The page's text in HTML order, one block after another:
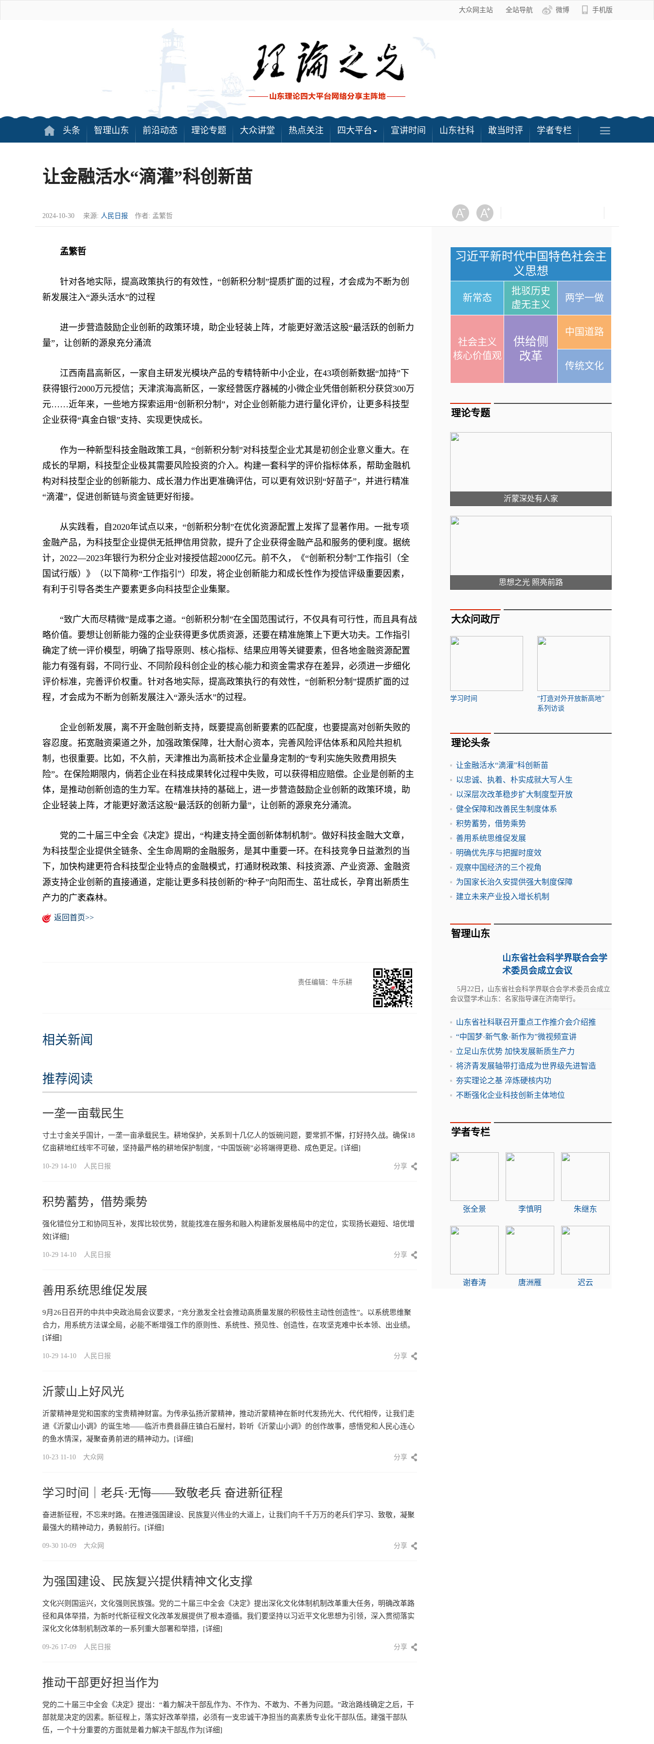
大众网主站 全站导航 微博 手机版
头条 智理山东 前沿动态 理论专题 大众讲堂 热点关注 四大平台 宣讲时间 山东社科 敢当时评 学者专栏
让金融活水“滴灌”科创新苗
2024-10-30 来源: 人民日报 作者: 孟繁哲
孟繁哲
针对各地实际，提高政策执行的有效性，“创新积分制”提质扩面的过程，才会成为不断为创
新发展注入“源头活水”的过程
进一步营造鼓励企业创新的政策环境，助企业轻装上阵，才能更好激活这股“最活跃的创新力
量”，让创新的源泉充分涌流
江西南昌高新区，一家自主研发光模块产品的专精特新中小企业，在43项创新数据“加持”下
获得银行2000万元授信；天津滨海高新区，一家经营医疗器械的小微企业凭借创新积分获贷300万
元……近年来，一些地方探索运用“创新积分制”，对企业创新能力进行量化评价，让更多科技型
企业获得“真金白银”支持、实现更快成长。
作为一种新型科技金融政策工具，“创新积分制”对科技型企业尤其是初创企业意义重大。在
成长的早期，科技型企业极其需要风险投资的介入。构建一套科学的评价指标体系，帮助金融机
构对科技型企业的创新能力、成长潜力作出更准确评估，可以更有效识别“好苗子”，并进行精准
“滴灌”，促进创新链与资金链更好衔接。
从实践看，自2020年试点以来，“创新积分制”在优化资源配置上发挥了显著作用。一批专项
金融产品，为科技型企业提供无抵押信用贷款，提升了企业获得金融产品和服务的便利度。据统
计，2022—2023年银行为积分企业对接授信超2000亿元。前不久，《“创新积分制”工作指引（全
国试行版）》（以下简称“工作指引”）印发，将企业创新能力和成长性作为授信评级重要因素，
有利于引导各类生产要素更多向科技型企业集聚。
“致广大而尽精微”是成事之道。“创新积分制”在全国范围试行，不仅具有可行性，而且具有战
略价值。要想让创新能力强的企业获得更多优质资源，还要在精准施策上下更大功夫。工作指引
确定了统一评价模型，明确了指导原则、核心指标、结果应用等关键要素，但各地金融资源配置
能力有强有弱，不同行业、不同阶段科创企业的核心能力和资金需求存在差异，必须进一步细化
评价标准，完善评价权重。针对各地实际，提高政策执行的有效性，“创新积分制”提质扩面的过
程，才会成为不断为创新发展注入“源头活水”的过程。
企业创新发展，离不开金融创新支持，既要提高创新要素的匹配度，也要提高对创新失败的
容忍度。拓宽融资渠道之外，加强政策保障，壮大耐心资本，完善风险评估体系和风险共担机
制，也很重要。比如，不久前，天津推出为高新技术企业量身定制的“专利实施失败费用损失
险”。在保险期限内，倘若企业在科技成果转化过程中失败，可以获得相应赔偿。企业是创新的主
体，是推动创新创造的生力军。在精准扶持的基础上，进一步营造鼓励企业创新的政策环境，助
企业轻装上阵，才能更好激活这股“最活跃的创新力量”，让创新的源泉充分涌流。
党的二十届三中全会《决定》提出，“构建支持全面创新体制机制”。做好科技金融大文章，
为科技型企业提供全链条、全生命周期的金融服务，是其中重要一环。在科技竞争日益激烈的当
下，加快构建更符合科技型企业特点的金融模式，打通财税政策、科技资源、产业资源、金融资
源支持企业创新的直接通道，定能让更多科技创新的“种子”向阳而生、茁壮成长，孕育出新质生
产力的广袤森林。
返回首页>>
责任编辑：牛乐耕
相关新闻
推荐阅读
一垄一亩载民生
寸土寸金关乎国计，一垄一亩承载民生。耕地保护，关系到十几亿人的饭碗问题，要常抓不懈，打好持久战。确保18
亿亩耕地红线牢不可破，坚持最严格的耕地保护制度，“中国饭碗”必将端得更稳、成色更足。 [详细]
10-29 14-10 人民日报 分享
积势蓄势，借势乘势
强化错位分工和协同互补，发挥比较优势，就能找准在服务和融入构建新发展格局中的定位，实现扬长避短、培优增
效[详细]
10-29 14-10 人民日报 分享
善用系统思维促发展
9月26日召开的中共中央政治局会议要求，“充分激发全社会推动高质量发展的积极性主动性创造性”。以系统思维聚
合力，用系统方法谋全局，必能不断增强工作的原则性、系统性、预见性、创造性，在攻坚克难中长本领、出业绩。
[详细]
10-29 14-10 人民日报 分享
沂蒙山上好风光
沂蒙精神是党和国家的宝贵精神财富。为传承弘扬沂蒙精神，推动沂蒙精神在新时代发扬光大、代代相传，让我们走
进《沂蒙山小调》的诞生地——临沂市费县薛庄镇白石屋村，聆听《沂蒙山小调》的创作故事，感悟党和人民心连心
的鱼水情深，凝聚奋勇前进的精神动力。 [详细]
10-23 11-10 大众网 分享
学习时间｜老兵·无悔——致敬老兵 奋进新征程
奋进新征程，不忘来时路。在推进强国建设、民族复兴伟业的大道上，让我们向千千万万的老兵们学习、致敬，凝聚
最强大的精神动力，勇毅前行。 [详细]
09-30 10-09 大众网 分享
为强国建设、民族复兴提供精神文化支撑
文化兴则国运兴，文化强则民族强。党的二十届三中全会《决定》提出深化文化体制机制改革重大任务，明确改革路
径和具体举措，为新时代新征程文化改革发展提供了根本遵循。我们要坚持以习近平文化思想为引领，深入贯彻落实
深化文化体制机制改革的一系列重大部署和举措， [详细]
09-26 17-09 人民日报 分享
推动干部更好担当作为
党的二十届三中全会《决定》提出：“着力解决干部乱作为、不作为、不敢为、不善为问题。”政治路线确定之后，干
部就是决定的因素。新征程上，落实好改革举措，必须有一支忠诚干净担当的高素质专业化干部队伍。建强干部队
伍，一个十分重要的方面就是着力解决干部乱作为[详细]
习近平新时代中国特色社会主
义思想
新常态
批驳历史
虚无主义
两学一做
社会主义
核心价值观
供给侧
改革
中国道路
传统文化
理论专题
沂蒙深处有人家
思想之光 照亮前路
大众问政厅
学习时间
“打造对外开放新高地”
系列访谈
理论头条
让金融活水“滴灌”科创新苗
以忠诚、执着、朴实成就大写人生
以深层次改革稳步扩大制度型开放
健全保障和改善民生制度体系
积势蓄势，借势乘势
善用系统思维促发展
明确优先序与把握时度效
观察中国经济的三个视角
为国家长治久安提供强大制度保障
建立未来产业投入增长机制
智理山东
山东省社会科学界联合会学
术委员会成立会议
5月22日，山东省社会科学界联合会学术委员会成立
会议暨学术山东：名家指导课在济南举行。
山东省社科联召开重点工作推介会介绍推
“中国梦·新气象·新作为”微视频宣讲
立足山东优势 加快发展新质生产力
将济青发展轴带打造成为世界级先进智造
夯实理论之基 淬炼硬核内功
不断强化企业科技创新主体地位
学者专栏
张全景 李慎明 朱继东
谢春涛 唐洲雁 迟云